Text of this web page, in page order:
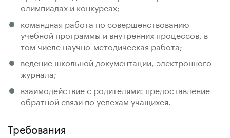
олимпиадах и конкурсах;
командная работа по совершенствованию
учебной программы и внутренних процессов, в
том числе научно-методическая работа;
ведение школьной документации, электронного
журнала;
взаимодействие с родителями: предоставление
обратной связи по успехам учащихся.
Требования